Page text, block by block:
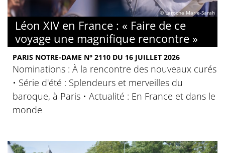
© Laroche Marie-Sarah
Léon XIV en France : « Faire de ce
voyage une magnifique rencontre »
PARIS NOTRE-DAME N° 2110 DU 16 JUILLET 2026
Nominations : À la rencontre des nouveaux curés
• Série d'été : Splendeurs et merveilles du
baroque, à Paris • Actualité : En France et dans le
monde